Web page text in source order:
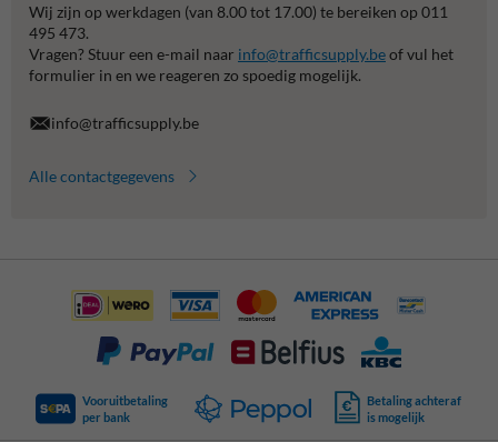
Wij zijn op werkdagen (van 8.00 tot 17.00) te bereiken op 011
495 473.
Vragen? Stuur een e-mail naar info@trafficsupply.beof vul het
formulier in en we reageren zo spoedig mogelijk.
info@trafficsupply.be
Alle contactgegevens
Vooruitbetaling
per bank
Betaling achteraf
is mogelijk